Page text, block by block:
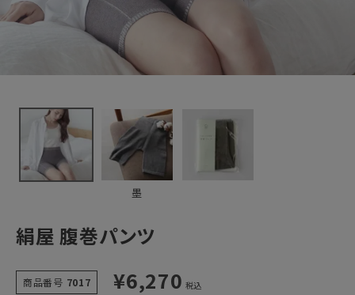
カテゴリーから探す
読み物
墨
絹屋 腹巻パンツ
商品番号 7017 ¥6,270 税込